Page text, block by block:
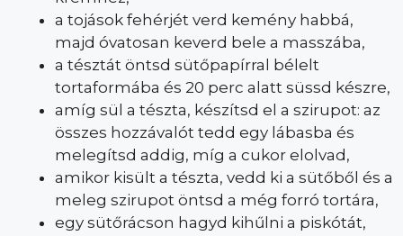
a tojások fehérjét verd kemény habbá,
majd óvatosan keverd bele a masszába,
a tésztát öntsd sütőpapírral bélelt
tortaformába és 20 perc alatt süssd készre,
amíg sül a tészta, készítsd el a szirupot: az
összes hozzávalót tedd egy lábasba és
melegítsd addig, míg a cukor elolvad,
amikor kisült a tészta, vedd ki a sütőből és a
meleg szirupot öntsd a még forró tortára,
egy sütőrácson hagyd kihűlni a piskótát,